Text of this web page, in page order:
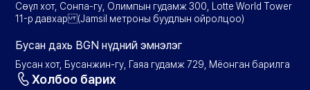
Сөүл хот, Сонпа-гу, Олимпын гудамж 300, Lotte World Tower
11-р давхар (Jamsil метроны буудлын ойролцоо)
Бусан дахь BGN нүдний эмнэлэг
Бусан хот, Бусанжин-гу, Гаяа гудамж 729, Мёонган барилга
Холбоо барих